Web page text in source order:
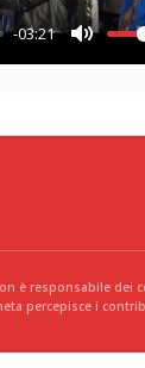
-03:21
è responsabile
percepisce i